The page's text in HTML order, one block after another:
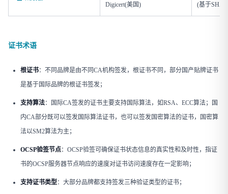
Digicert(美国)
(基于
证书术语
根证书：不同品牌是由不同CA机构签发，根证书不同，部分国产贴牌证书
是基于国际品牌的根证书签发；
支持算法：国际CA签发的证书主要支持国际算法，如RSA、ECC算法；国
内CA部分既可以签发国际算法证书，也可以签发国密算法的证书，国密算
法以SM2算法为主；
OCSP验签节点：OCSP验签可确保证书状态信息的真实性和及时性，指证
书的OCSP服务器节点响应的速度对证书访问速度存在一定影响；
支持证书类型：大部分品牌都支持签发三种验证类型的证书；